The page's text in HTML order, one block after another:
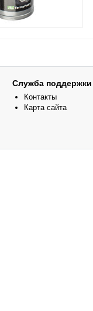
Служба поддержки
Контакты
Карта сайта